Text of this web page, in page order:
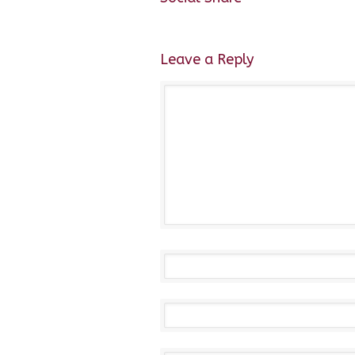
Leave a Reply